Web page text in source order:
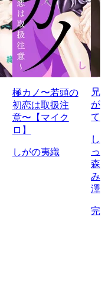
極カノ〜若頭の
初恋は取扱注
意〜【マイク
ロ】
しがの夷織
兄
が
て
し
っ
森
み
澤
完